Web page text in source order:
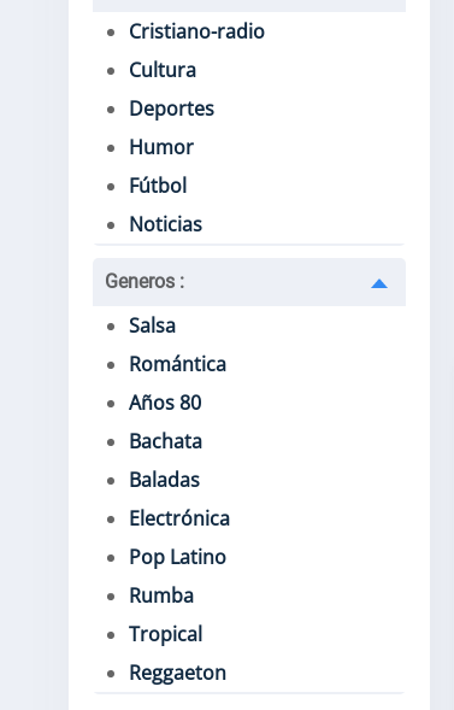
Cristiano-radio
Cultura
Deportes
Humor
Fútbol
Noticias
Generos :
Salsa
Romántica
Años 80
Bachata
Baladas
Electrónica
Pop Latino
Rumba
Tropical
Reggaeton